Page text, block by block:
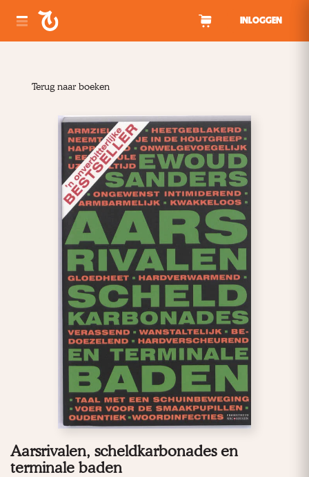
INLOGGEN
Terug naar boeken
Aarsrivalen, scheldkarbonades en
terminale baden